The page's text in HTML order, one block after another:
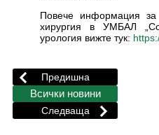
Повече информация
хирургия в УМБАЛ
урология вижте тук: